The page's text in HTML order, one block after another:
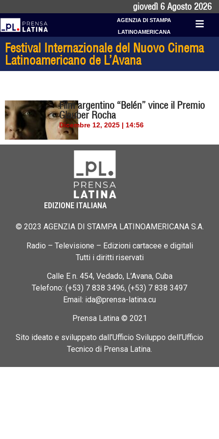
giovedì 6 Agosto 2026
AGENZIA DI STAMPA
LATINOAMERICANA
Festival Internazionale del Nuovo Cinema
Latinoamericano de L’Avana
Film argentino “Belén” vince il Premio
Glauber Rocha
Dicembre 12, 2025 | 14:56
EDIZIONE ITALIANA
© 2023 AGENZIA DI STAMPA LATINOAMERICANA S.A.
Radio – Televisione – Edizioni cartacee e digitali
Tutti i diritti riservati
Calle E n. 454, Vedado, L’Avana, Cuba
Telefono: (+53) 7 838 3496, (+53) 7 838 3497
Email: ida@prensa-latina.cu
Prensa Latina © 2021
Sito ideato e sviluppato dall’Ufficio Sviluppo dell’Ufficio
Tecnico di Prensa Latina.